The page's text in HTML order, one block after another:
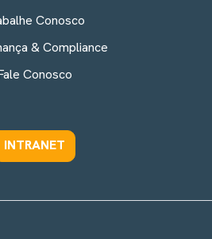
Conosco
& Compliance
Conosco
INTRANET